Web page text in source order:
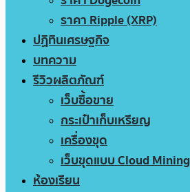
ราคา Ripple (XRP)
ปฏิทินเศรษฐกิจ
บทความ
รีวิวผลิตภัณฑ์
เว็บซื้อขาย
กระเป๋าเก็บเหรียญ
เครื่องขุด
เว็บขุดแบบ Cloud Mining
ห้องเรียน